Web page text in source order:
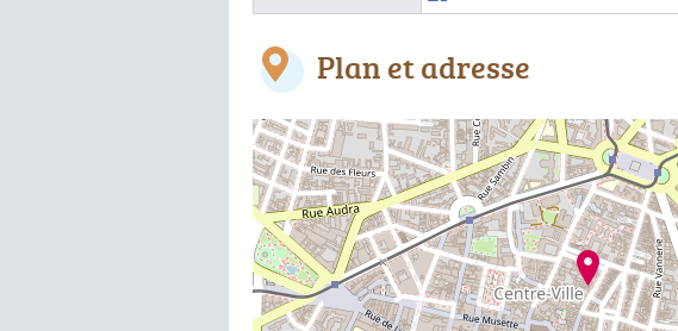
Plan et adresse